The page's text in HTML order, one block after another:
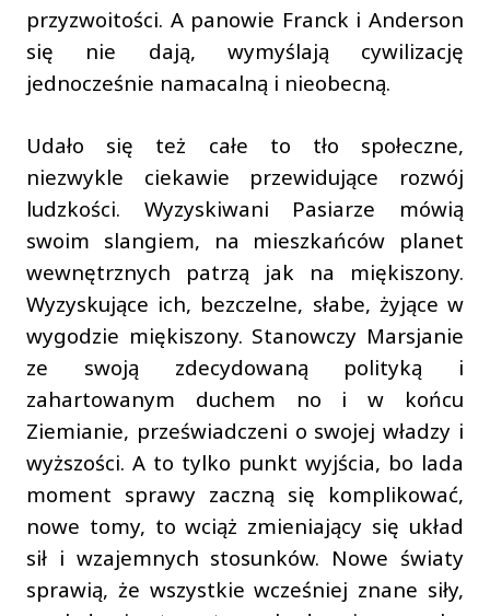
przyzwoitości. A panowie Franck i Anderson
się nie dają, wymyślają cywilizację
jednocześnie namacalną i nieobecną.
Udało się też całe to tło społeczne,
niezwykle ciekawie przewidujące rozwój
ludzkości. Wyzyskiwani Pasiarze mówią
swoim slangiem, na mieszkańców planet
wewnętrznych patrzą jak na miękiszony.
Wyzyskujące ich, bezczelne, słabe, żyjące w
wygodzie miękiszony. Stanowczy Marsjanie
ze swoją zdecydowaną polityką i
zahartowanym duchem no i w końcu
Ziemianie, przeświadczeni o swojej władzy i
wyższości. A to tylko punkt wyjścia, bo lada
moment sprawy zaczną się komplikować,
nowe tomy, to wciąż zmieniający się układ
sił i wzajemnych stosunków. Nowe światy
sprawią, że wszystkie wcześniej znane siły,